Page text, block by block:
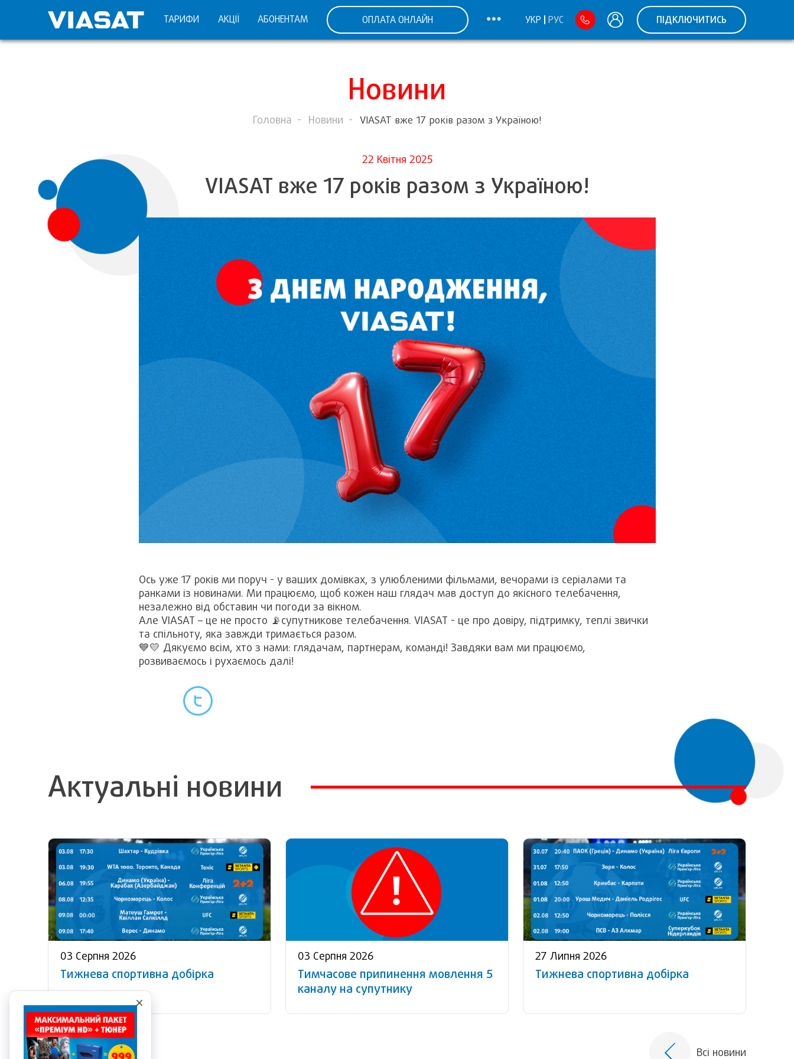
ТАРИФИ АКЦІЇ АБОНЕНТАМ ОПЛАТА ОНЛАЙН УКР РУС ПІДКЛЮЧИТИСЬ
Новини
Головна Новини VIASAT вже 17 років разом з Україною!
22 Квітня 2025
VIASAT вже 17 років разом з Україною!
Ось уже 17 років ми поруч - у ваших домівках, з улюбленими фільмами, вечорами із серіалами та
ранками із новинами. Ми працюємо, щоб кожен наш глядач мав доступ до якісного телебачення,
незалежно від обставин чи погоди за вікном.
Але VIASAT – це не просто 📡супутникове телебачення. VIASAT - це про довіру, підтримку, теплі звички
та спільноту, яка завжди тримається разом.
💙💛 Дякуємо всім, хто з нами: глядачам, партнерам, команді! Завдяки вам ми працюємо,
розвиваємось і рухаємось далі!
Актуальні новини
03 Серпня 2026
Тижнева спортивна добірка
03 Серпня 2026
Тимчасове припинення мовлення 5
каналу на супутнику
27 Липня 2026
Тижнева спортивна добірка
Всі новини